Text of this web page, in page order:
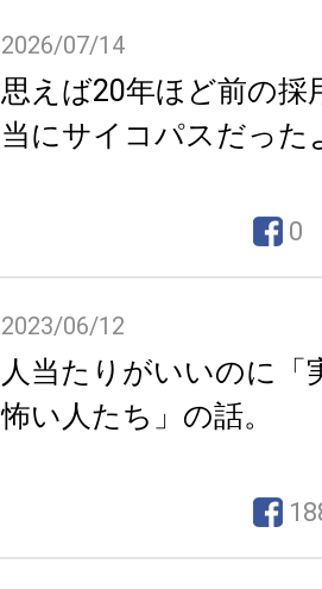
2026/07/14
思えば20年ほど前の採
当にサイコパスだった
0
2023/06/12
人当たりがいいのに「
怖い人たち」の話。